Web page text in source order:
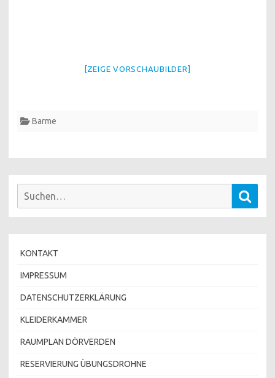
[ZEIGE VORSCHAUBILDER]
Barme
Suchen
KONTAKT
IMPRESSUM
DATENSCHUTZERKLÄRUNG
KLEIDERKAMMER
RAUMPLAN DÖRVERDEN
RESERVIERUNG ÜBUNGSDROHNE